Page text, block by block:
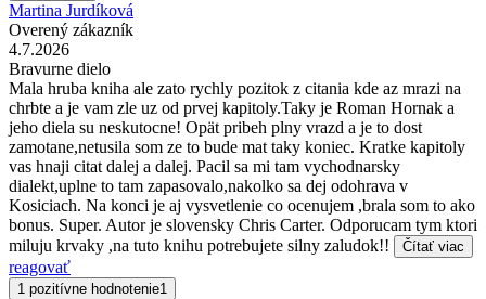
Martina Jurdíková
Overený zákazník
4.7.2026
Bravurne dielo
Mala hruba kniha ale zato rychly pozitok z citania kde az mrazi na
chrbte a je vam zle uz od prvej kapitoly.Taky je Roman Hornak a
jeho diela su neskutocne! Opät pribeh plny vrazd a je to dost
zamotane,netusila som ze to bude mat taky koniec. Kratke kapitoly
vas hnaji citat dalej a dalej. Pacil sa mi tam vychodnarsky
dialekt,uplne to tam zapasovalo,nakolko sa dej odohrava v
Kosiciach. Na konci je aj vysvetlenie co ocenujem ,brala som to ako
bonus. Super. Autor je slovensky Chris Carter. Odporucam tym ktori
miluju krvaky ,na tuto knihu potrebujete silny zaludok!!
Čítať viac
reagovať
1 pozitívne hodnotenie1